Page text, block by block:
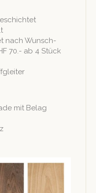
nach Wun­sch­
70.- ab 4 Stück
mit Belag